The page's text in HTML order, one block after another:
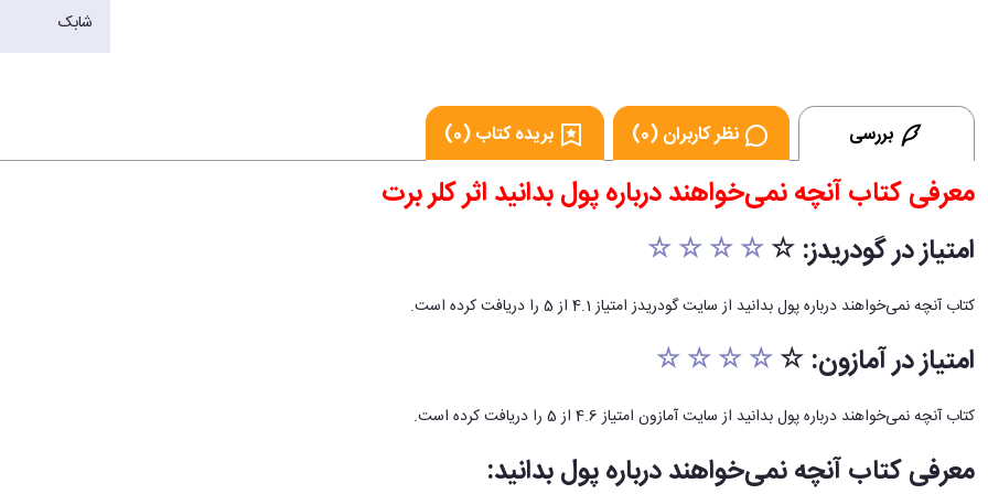
شابک
بررسی نظر کاربران (0) بریده کتاب (0)
معرفی کتاب آنچه نمی‌خواهند درباره پول بدانید اثر کلر برت
امتیاز در گودریدز: ☆☆ ☆ ☆ ☆
کتاب آنچه نمی‌خواهند درباره پول بدانید از سایت گودریدز امتیاز 4.1 از 5 را دریافت کرده است.
امتیاز در آمازون: ☆☆ ☆ ☆ ☆
کتاب آنچه نمی‌خواهند درباره پول بدانید از سایت آمازون امتیاز 4.6 از 5 را دریافت کرده است.
معرفی کتاب آنچه نمی‌خواهند درباره پول بدانید: